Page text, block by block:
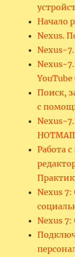
Начало
Nexus.
Nexus-
Nexus-
Поиск,
с
Nexus-
Работа
Nexus
Nexus